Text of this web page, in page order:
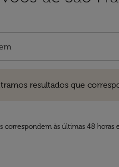
resultados que
correspondem às últimas 48